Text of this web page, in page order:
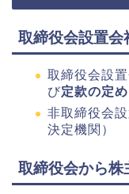
取締役会設置会
取締役会設置
び定款の定
非取締役会設
決定機関）
取締役会から株